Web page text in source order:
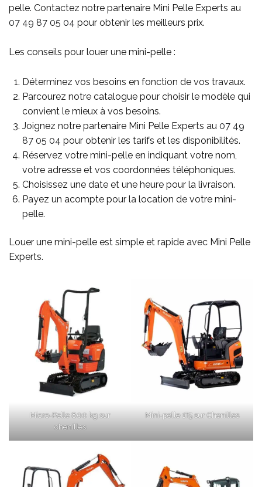
pelle. Contactez notre partenaire Mini Pelle Experts au
07 49 87 05 04 pour obtenir les meilleurs prix.
Les conseils pour louer une mini-pelle :
Déterminez vos besoins en fonction de vos travaux.
Parcourez notre catalogue pour choisir le modèle qui
convient le mieux à vos besoins.
Joignez notre partenaire Mini Pelle Experts au 07 49
87 05 04 pour obtenir les tarifs et les disponibilités.
Réservez votre mini-pelle en indiquant votre nom,
votre adresse et vos coordonnées téléphoniques.
Choisissez une date et une heure pour la livraison.
Payez un acompte pour la location de votre mini-
pelle.
Louer une mini-pelle est simple et rapide avec Mini Pelle
Experts.
Micro-Pelle 800 kg sur
chenilles
Mini-pelle 1T5 sur Chenilles